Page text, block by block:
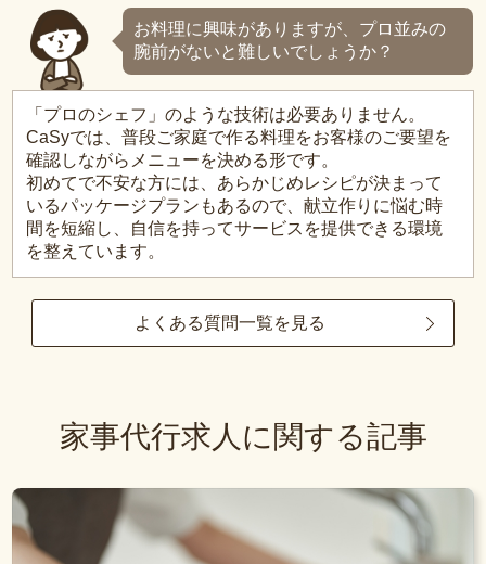
お料理に興味がありますが、プロ並みの
腕前がないと難しいでしょうか？
「プロのシェフ」のような技術は必要ありません。
CaSyでは、普段ご家庭で作る料理をお客様のご要望を
確認しながらメニューを決める形です。
初めてで不安な方には、あらかじめレシピが決まって
いるパッケージプランもあるので、献立作りに悩む時
間を短縮し、自信を持ってサービスを提供できる環境
を整えています。
よくある質問一覧を見る
家事代行求人に関する記事